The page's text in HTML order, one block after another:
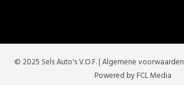
© 2025 Sels Auto's V.O.F. |Algemene voorwaarden
Powered by FCL Media